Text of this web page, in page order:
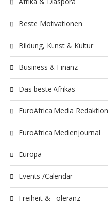
Beste Motivationen
Bildung, Kunst & Kultur
Business & Finanz
Das beste Afrikas
EuroAfrica Media Redaktion
EuroAfrica Medienjournal
Europa
Events /Calendar
Freiheit & Toleranz